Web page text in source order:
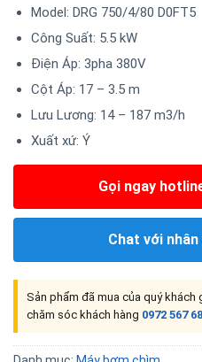
Model: DRG 750/4/80 D0FT5
Công Suất: 5.5 kW
Điện Áp: 3pha 380V
Cột Áp: 17 – 3.5 m
Lưu Lương: 14 – 187 m3/h
Xuất xứ: Ý
Gọi ngay
Chat với
Sản phẩm đã mua của quý khách
chăm sóc khách hàng 0972 567